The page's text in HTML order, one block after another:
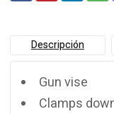
Descripción
Gun vise
Clamps